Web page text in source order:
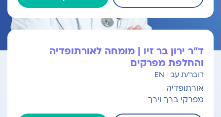
ד"ר ירון בר זיו | מומחה לאורתופדיה
והחלפת מפרקים
דובר/ת עב EN
אורתופדיה
מפרקי ברך וירך